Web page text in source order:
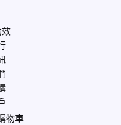
物車